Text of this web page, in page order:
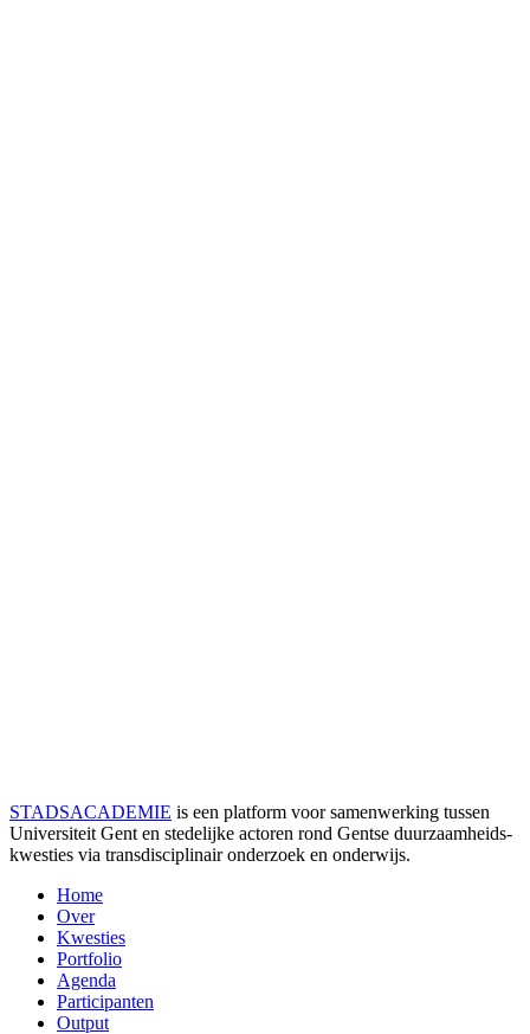
STADSACADEMIE is een platform voor samenwerking tussen
Universiteit Gent en stedelijke actoren rond Gentse duurzaamheids­
kwesties via transdisciplinair onderzoek en onderwijs.
Home
Over
Kwesties
Portfolio
Agenda
Participanten
Output